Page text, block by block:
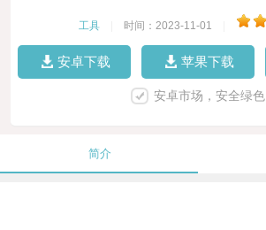
工具 时间：2023-11-01
安卓下载 苹果下载
安卓市场，安全绿色
简介